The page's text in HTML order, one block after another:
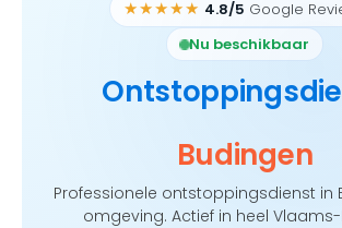
★★★★★ 4.8/5 Google
Nu beschikbaar
Budingen
Professionele ontstoppingsdienst in
omgeving. Actief in heel